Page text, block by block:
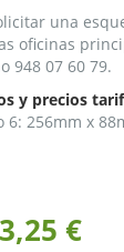
una
oficinas
948 07 60 79.
y precios
6: 256mm x
€